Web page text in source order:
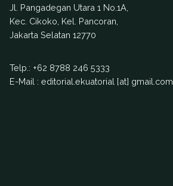
Jl. Pangadegan Utara 1 No.1A,
Kec. Cikoko, Kel. Pancoran,
Jakarta Selatan 12770
Telp.: +62 8788 246 5333
E-Mail : editorial.ekuatorial [at] gmail.com